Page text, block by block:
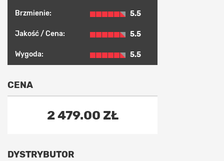
Brzmienie: 5.5
Jakość / Cena: 5.5
Wygoda: 5.5
CENA
2 479.00 ZŁ
DYSTRYBUTOR